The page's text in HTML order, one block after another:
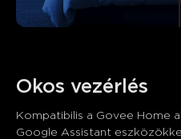
Okos vezérlés
Kompatibilis a Govee Home
Google Assistant